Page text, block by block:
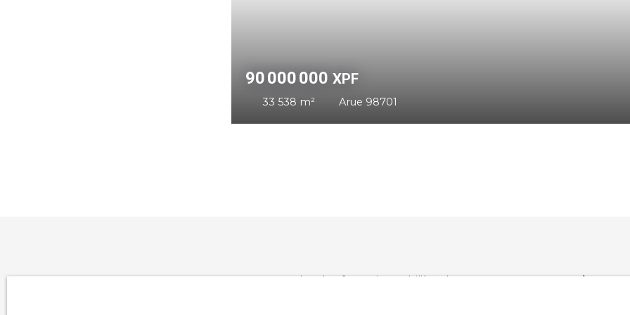
50 000 000
1 206m² Arue 98701
La plateforme immobilière de
Compagnie